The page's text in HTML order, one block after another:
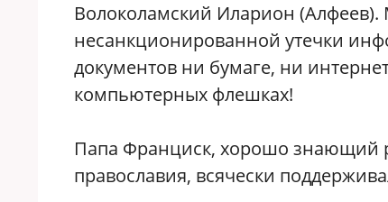
Волоколамский Иларион (Алфеев).
несанкционированной утечки
документов ни бумаге, ни
компьютерных флешках!
Папа Франциск, хорошо знающий
православия, всячески